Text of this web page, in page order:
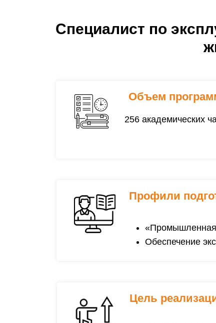
Специалист по
256 академических
Объем
«Промышленная
Обеспечение
Профили
Цель